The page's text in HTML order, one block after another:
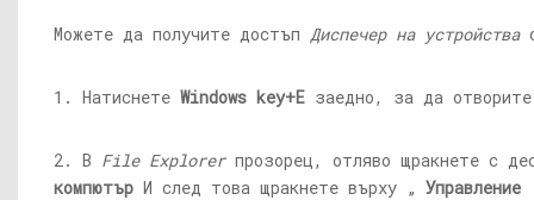
Можете да получите достъп Диспечер на устройства
1. Натиснете Windows key+E заедно, за да
2. В File Explorerпрозорец, отляво щракнете с
компютър И след това щракнете върху „ Управление